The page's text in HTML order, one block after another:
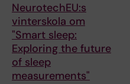
NeurotechEU:s
vinterskola om
"Smart sleep:
Exploring the future
of sleep
measurements"